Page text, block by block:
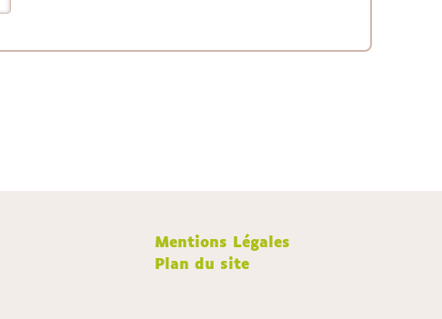
Mentions Légales
Plan du site